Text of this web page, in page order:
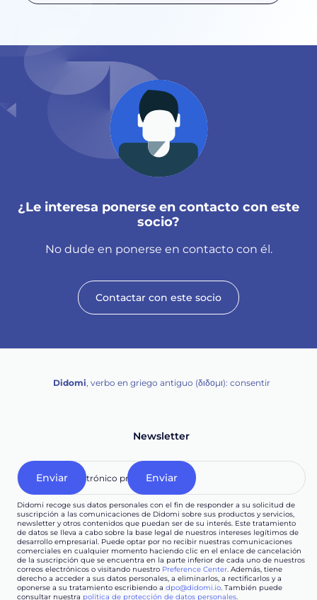
¿Le interesa ponerse en contacto con este
socio?
No dude en ponerse en contacto con él.
Contactar con este socio
Didomi, verbo en griego antiguo (διδομι): consentir
Newsletter
Didomi recoge sus datos personales con el fin de responder a su solicitud de
suscripción a las comunicaciones de Didomi sobre sus productos y servicios,
newsletter y otros contenidos que puedan ser de su interés. Este tratamiento
de datos se lleva a cabo sobre la base legal de nuestros intereses legítimos de
desarrollo empresarial. Puede optar por no recibir nuestras comunicaciones
comerciales en cualquier momento haciendo clic en el enlace de cancelación
de la suscripción que se encuentra en la parte inferior de cada uno de nuestros
correos electrónicos o visitando nuestro Preference Center. Además, tiene
derecho a acceder a sus datos personales, a eliminarlos, a rectificarlos y a
oponerse a su tratamiento escribiendo a dpo@didomi.io. También puede
consultar nuestra política de protección de datos personales.